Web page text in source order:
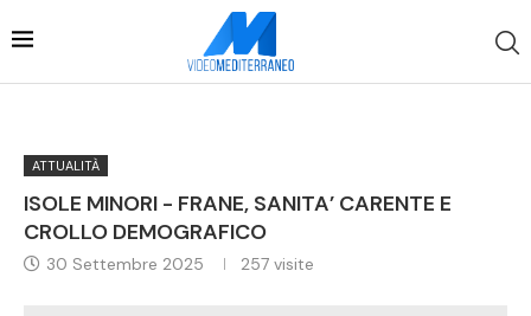
ATTUALITÀ
ISOLE MINORI - FRANE, SANITA’ CARENTE E
CROLLO DEMOGRAFICO
30 Settembre 2025 257 visite